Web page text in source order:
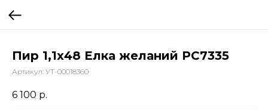
Пир 1,1х48 Елка желаний РС7335
Артикул: УТ-00018360
6 100 р.